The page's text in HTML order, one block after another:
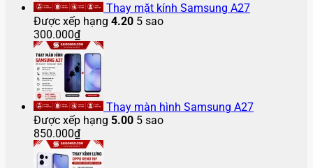
Thay mặt kính Samsung A27
Được xếp hạng 4.20 5 sao
300.000₫
Thay màn hình Samsung A27
Được xếp hạng 5.00 5 sao
850.000₫